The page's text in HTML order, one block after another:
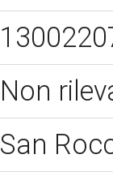
Non
San